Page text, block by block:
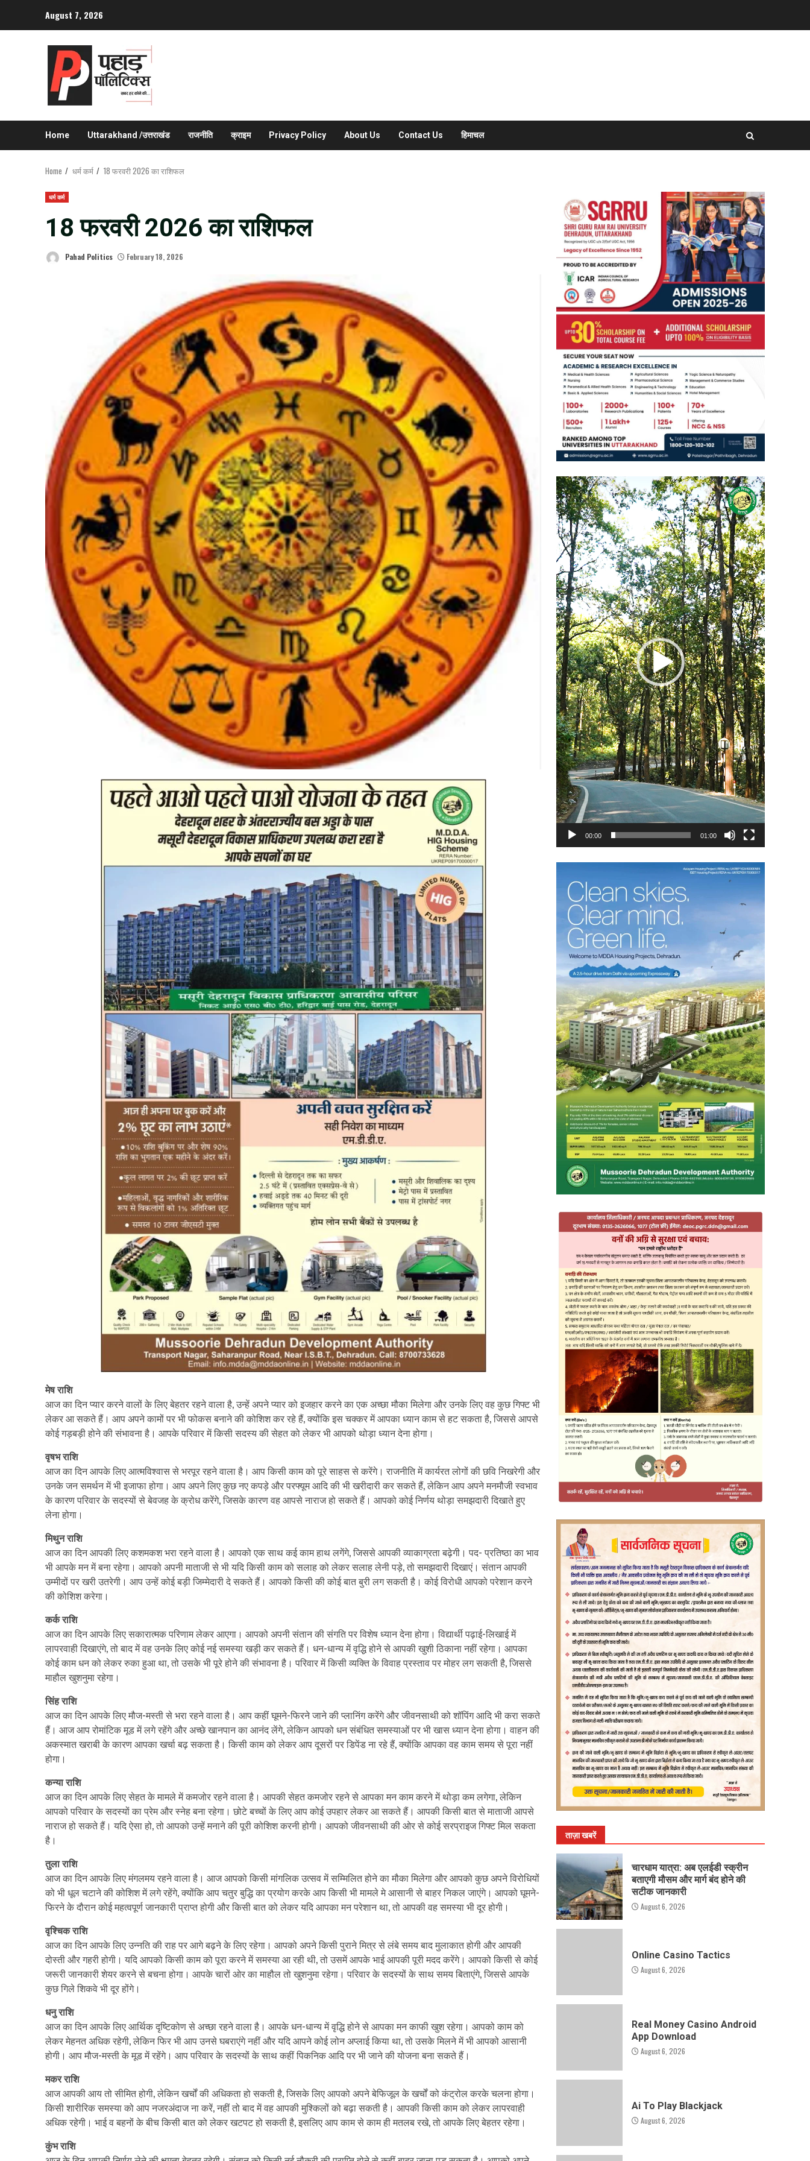
August 7, 2026
Home Uttarakhand /उत्तराखंड राजनीति क्राइम Privacy Policy About Us Contact Us हिमाचल
Home धर्म कर्म 18 फरवरी 2026 का राशिफल
धर्म कर्म
18 फरवरी 2026 का राशिफल
Pahad Politics February 18, 2026
मेष राशि
आज का दिन प्यार करने वालों के लिए बेहतर रहने वाला है, उन्हें अपने प्यार को इजहार करने का एक अच्छा मौका मिलेगा और उनके लिए वह कुछ गिफ्ट भी
लेकर आ सकते हैं। आप अपने कामों पर भी फोकस बनाने की कोशिश कर रहे हैं, क्योंकि इस चक्कर में आपका ध्यान काम से हट सकता है, जिससे आपसे
कोई गड़बड़ी होने की संभावना है। आपके परिवार में किसी सदस्य की सेहत को लेकर भी आपको थोड़ा ध्यान देना होगा।
वृषभ राशि
आज का दिन आपके लिए आत्मविश्वास से भरपूर रहने वाला है। आप किसी काम को पूरे साहस से करेंगे। राजनीति में कार्यरत लोगों की छवि निखरेगी और
उनके जन समर्थन में भी इजाफा होगा। आप अपने लिए कुछ नए कपड़े और परफ्यूम आदि की भी खरीदारी कर सकते हैं, लेकिन आप अपने मनमौजी स्वभाव
के कारण परिवार के सदस्यों से बेवजह के क्रोध करेंगे, जिसके कारण वह आपसे नाराज हो सकते हैं। आपको कोई निर्णय थोड़ा समझदारी दिखाते हुए
लेना होगा।
मिथुन राशि
आज का दिन आपकी लिए कशमकश भरा रहने वाला है। आपको एक साथ कई काम हाथ लगेंगे, जिससे आपकी व्याकाग्रता बढ़ेगी। पद- प्रतिष्ठा का भाव
भी आपके मन में बना रहेगा। आपको अपनी माताजी से भी यदि किसी काम को सलाह को लेकर सलाह लेनी पड़े, तो समझदारी दिखाएं। संतान आपकी
उम्मीदों पर खरी उतरेगी। आप उन्हें कोई बड़ी जिम्मेदारी दे सकते हैं। आपको किसी की कोई बात बुरी लग सकती है। कोई विरोधी आपको परेशान करने
की कोशिश करेगा।
कर्क राशि
आज का दिन आपके लिए सकारात्मक परिणाम लेकर आएगा। आपको अपनी संतान की संगति पर विशेष ध्यान देना होगा। विद्यार्थी पढ़ाई-लिखाई में
लापरवाही दिखाएंगे, तो बाद में वह उनके लिए कोई नई समस्या खड़ी कर सकते हैं। धन-धान्य में वृद्धि होने से आपकी खुशी ठिकाना नहीं रहेगा। आपका
कोई काम धन को लेकर रुका हुआ था, तो उसके भी पूरे होने की संभावना है। परिवार में किसी व्यक्ति के विवाह प्रस्ताव पर मोहर लग सकती है, जिससे
माहौल खुशनुमा रहेगा।
सिंह राशि
आज का दिन आपके लिए मौज-मस्ती से भरा रहने वाला है। आप कहीं घूमने-फिरने जाने की प्लानिंग करेंगे और जीवनसाथी को शॉपिंग आदि भी करा सकते
हैं। आज आप रोमांटिक मूड में लगे रहेंगे और अच्छे खानपान का आनंद लेंगे, लेकिन आपको धन संबंधित समस्याओं पर भी खास ध्यान देना होगा। वाहन की
अकस्मात खराबी के कारण आपका खर्चा बढ़ सकता है। किसी काम को लेकर आप दूसरों पर डिपेंड ना रहे हैं, क्योंकि आपका वह काम समय से पूरा नहीं
होगा।
कन्या राशि
आज का दिन आपके लिए सेहत के मामले में कमजोर रहने वाला है। आपकी सेहत कमजोर रहने से आपका मन काम करने में थोड़ा कम लगेगा, लेकिन
आपको परिवार के सदस्यों का प्रेम और स्नेह बना रहेगा। छोटे बच्चों के लिए आप कोई उपहार लेकर आ सकते हैं। आपकी किसी बात से माताजी आपसे
नाराज हो सकते हैं। यदि ऐसा हो, तो आपको उन्हें मनाने की पूरी कोशिश करनी होगी। आपको जीवनसाथी की ओर से कोई सरप्राइज गिफ्ट मिल सकता
है।
तुला राशि
आज का दिन आपके लिए मंगलमय रहने वाला है। आज आपको किसी मांगलिक उत्सव में सम्मिलित होने का मौका मिलेगा और आपको कुछ अपने विरोधियों
को भी धूल चटाने की कोशिश में लगे रहेंगे, क्योंकि आप चतुर बुद्धि का प्रयोग करके आप किसी भी मामले मे आसानी से बाहर निकल जाएंगे। आपको घूमने-
फिरने के दौरान कोई महत्वपूर्ण जानकारी प्राप्त होगी और किसी बात को लेकर यदि आपका मन परेशान था, तो आपकी वह समस्या भी दूर होगी।
वृश्चिक राशि
आज का दिन आपके लिए उन्नति की राह पर आगे बढ़ने के लिए रहेगा। आपको अपने किसी पुराने मित्र से लंबे समय बाद मुलाकात होगी और आपकी
दोस्ती और गहरी होगी। यदि आपको किसी काम को पूरा करने में समस्या आ रही थी, तो उसमें आपके भाई आपकी पूरी मदद करेंगे। आपको किसी से कोई
जरूरी जानकारी शेयर करने से बचना होगा। आपके चारों ओर का माहौल तो खुशनुमा रहेगा। परिवार के सदस्यों के साथ समय बिताएंगे, जिससे आपके
कुछ गिले शिकवे भी दूर होंगे।
धनु राशि
आज का दिन आपके लिए आर्थिक दृष्टिकोण से अच्छा रहने वाला है। आपके धन-धान्य में वृद्धि होने से आपका मन काफी खुश रहेगा। आपको काम को
लेकर मेहनत अधिक रहेगी, लेकिन फिर भी आप उनसे घबराएंगे नहीं और यदि आपने कोई लोन अप्लाई किया था, तो उसके मिलने में भी आपको आसानी
होगी। आप मौज-मस्ती के मूड में रहेंगे। आप परिवार के सदस्यों के साथ कहीं पिकनिक आदि पर भी जाने की योजना बना सकते हैं।
मकर राशि
आज आपकी आय तो सीमित होगी, लेकिन खर्चों की अधिकता हो सकती है, जिसके लिए आपको अपने बेफिजूल के खर्चों को कंट्रोल करके चलना होगा।
किसी शारीरिक समस्या को आप नजरअंदाज ना करें, नहीं तो बाद में वह आपकी मुश्किलों को बढ़ा सकती है। आपकी किसी काम को लेकर लापरवाही
अधिक रहेगी। भाई व बहनों के बीच किसी बात को लेकर खटपट हो सकती है, इसलिए आप काम से काम ही मतलब रखे, तो आपके लिए बेहतर रहेगा।
कुंभ राशि
Video
Player
00:00 01:00
ताज़ा खबरें
चारधाम यात्रा: अब एलईडी स्क्रीन
बताएगी मौसम और मार्ग बंद होने की
सटीक जानकारी
August 6, 2026
Online Casino Tactics
August 6, 2026
Real Money Casino Android
App Download
August 6, 2026
Ai To Play Blackjack
August 6, 2026